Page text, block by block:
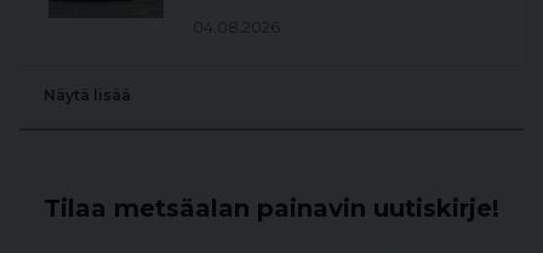
04.08.2026
Näytä lisää
Tilaa metsäalan painavin uutiskirje!